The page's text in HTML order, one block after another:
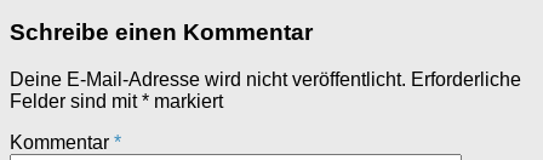
Schreibe einen Kommentar
Deine E-Mail-Adresse wird nicht veröffentlicht. Erforderliche
Felder sind mit* markiert
Kommentar *